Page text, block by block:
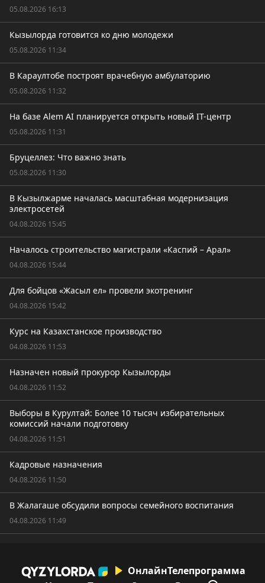
05.08.2026 16:13
Кызылорда готовится ко дню молодежи
05.08.2026 11:34
В Караултобе построят врачебную амбулаторию
05.08.2026 11:32
На базе Alem AI планируется открыть новый IT-центр
05.08.2026 11:31
Бруцеллез: Что важно знать
05.08.2026 11:30
В Кызылжарме началась масштабная модернизация
электросетей
04.08.2026 15:45
Началось строительство магистрали «Каспий – Арал»
04.08.2026 15:44
Для бойцов «Жасыл ел» провели экотренинг
04.08.2026 15:42
Курс на Казахстанское производство
04.08.2026 11:53
Назначен новый прокурор Кызылорды
04.08.2026 11:52
Выборы в Курултай: Более 10 тысяч избирательных
комиссий начали подготовку
04.08.2026 11:51
Кадровые назначения
04.08.2026 11:50
В Жалагаше обсудили вопросы семейного воспитания
04.08.2026 11:49
ОнлайнТелепрограмма